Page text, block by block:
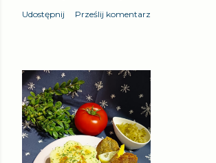
Udostępnij Prześlij komentarz